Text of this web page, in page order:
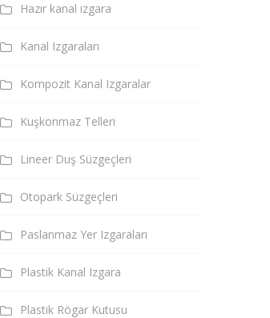
Hazır kanal ızgara
Kanal Izgaraları
Kompozit Kanal Izgaralar
Kuşkonmaz Telleri
Lineer Duş Süzgeçleri
Otopark Süzgeçleri
Paslanmaz Yer Izgaraları
Plastik Kanal Izgara
Plastik Rögar Kutusu